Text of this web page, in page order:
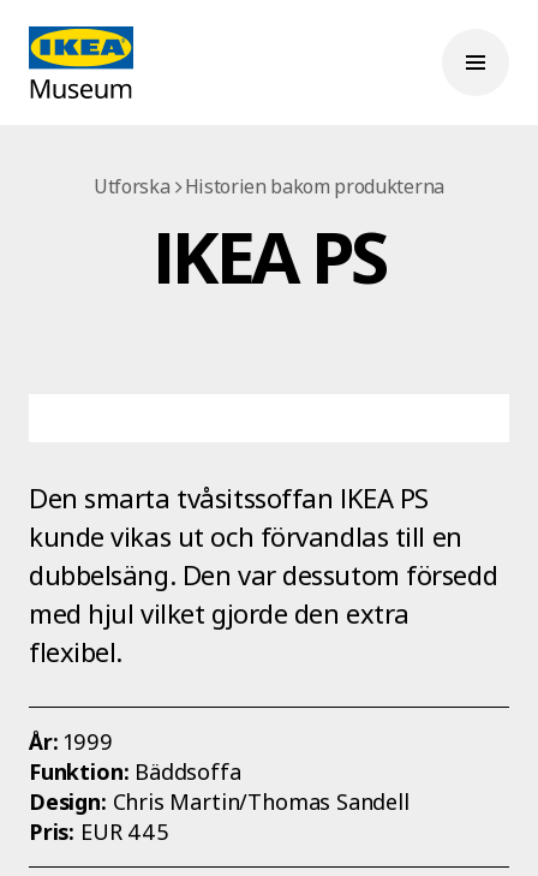
Utforska Historien bakom produkterna
IKEA PS
Den smarta tvåsitssoffan IKEA PS
kunde vikas ut och förvandlas till en
dubbelsäng. Den var dessutom försedd
med hjul vilket gjorde den extra
flexibel.
År: 1999
Funktion: Bäddsoffa
Design: Chris Martin/Thomas Sandell
Pris: EUR 445